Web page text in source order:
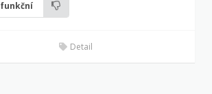
funkční
Detail